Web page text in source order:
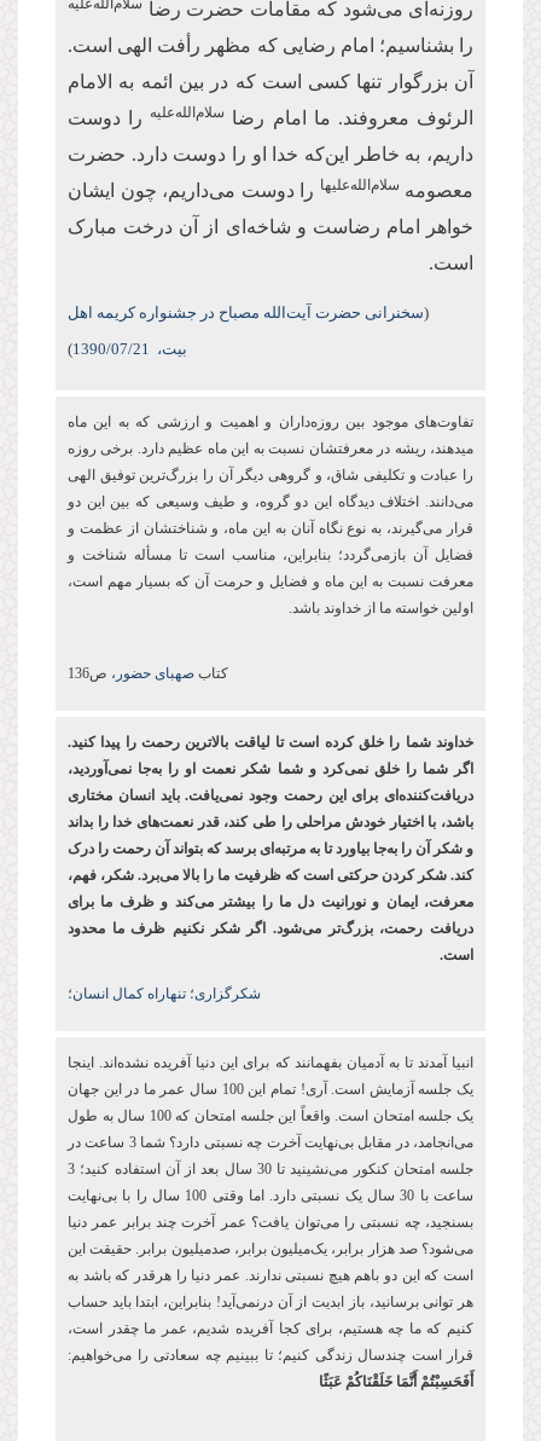
روزنه‌ای می‌شود که مقامات حضرت رضا سلام‌الله‌علیه
را بشناسیم؛ امام رضایی که مظهر رأفت الهی است.
آن بزرگوار تنها کسی است که در بین ائمه به الامام
الرئوف معروفند. ما امام رضا سلام‌الله‌علیه را دوست
داریم، به خاطر این‌که خدا او را دوست دارد. حضرت
معصومه سلام‌الله‌علیها را دوست می‌داریم، چون ایشان
خواهر امام رضاست و شاخه‌ای از آن درخت مبارک
است.
(سخنرانی حضرت آیت‌الله مصباح در جشنواره کریمه اهل
بیت،
1390/07/21
)
تفاوت‌های موجود بین روزه‌‏داران و اهمیت و ارزشی كه به این ماه
می‏دهند، ریشه در معرفتشان نسبت به این ماه عظیم دارد. برخی روزه
را عبادت و تكلیفی شاق، و گروهی دیگر آن را بزرگ‌ترین توفیق الهی
می‌دانند. اختلاف دیدگاه این دو گروه، و طیف وسیعی که بین این دو
قرار می‌گیرند، به نوع نگاه آنان به این ماه، و شناختشان از عظمت و
فضایل آن بازمی‌گردد؛ بنابراین، مناسب است تا مسأله شناخت و
معرفت نسبت به این ماه و فضایل و حرمت آن که بسیار مهم است،
اولین خواسته ما از خداوند باشد.
کتاب صهبای حضور، ص136
خداوند شما را خلق کرده ‌است تا لیاقت بالاترین رحمت را پیدا کنید.
اگر شما را خلق نمی‌کرد و شما شکر نعمت او را به‌جا نمی‌آوردید،
دریافت‌کننده‌ای برای این رحمت وجود نمی‌یافت. باید انسان مختاری
باشد، با اختیار خودش مراحلی را طی کند، قدر نعمت‌های خدا را بداند
و شکر آن را به‌جا بیاورد تا به مرتبه‌ای برسد که بتواند آن رحمت را درک
کند. شکر کردن حرکتی است که ظرفیت ما را بالا می‌برد. شکر، فهم،
معرفت، ایمان و نورانیت دل ما را بیشتر می‌کند و ظرف ما برای
دریافت رحمت، بزرگ‌تر می‌شود. اگر شکر نکنیم ظرف ما محدود
است.
شکرگزاری؛ تنهاراه کمال انسان؛
انبیا آمدند تا به آدمیان بفهمانند که برای این دنیا آفریده نشده‌اند. اینجا
یک جلسه آزمایش است. آری! تمام این 100 سال عمر ما در این جهان
یک جلسه امتحان است. واقعاً این جلسه امتحان که 100 سال به طول
می‌انجامد، در مقابل بی‌نهایت آخرت چه نسبتی دارد؟ شما 3 ساعت در
جلسه امتحان کنکور می‌نشینید تا 30 سال بعد از آن استفاده کنید؛ 3
ساعت با 30 سال یک نسبتی دارد. اما وقتی 100 سال را با بی‌نهایت
بسنجید، چه نسبتی را می‌توان یافت؟ عمر آخرت چند برابر عمر دنیا
می‌شود؟ صد هزار برابر، یک‌میلیون برابر، صدمیلیون برابر. حقیقت این
است که این دو باهم هیچ نسبتی ندارند. عمر دنیا را هرقدر که باشد به
هر توانی برسانید، باز ابدیت از آن درنمی‌آید! بنابراین، ابتدا باید حساب
کنیم که ما چه هستیم، برای کجا آفریده شدیم، عمر ما چقدر است،
قرار است چندسال زندگی کنیم؛ تا ببینیم چه سعادتی را می‌خواهیم:
أَفَحَسِبْتُمْ أَنَّمَا خَلَقْنَاكُمْ عَبَثًا